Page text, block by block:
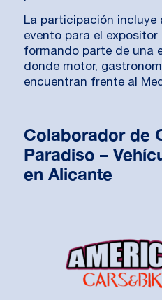
La participación
evento para el expositor
formando parte de una
donde motor,
encuentran frente al
Colaborador de
Paradiso –
en Alicante